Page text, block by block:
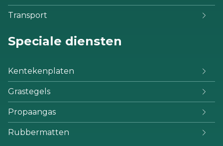
Transport
Speciale diensten
Kentekenplaten
Grastegels
Propaangas
Rubbermatten